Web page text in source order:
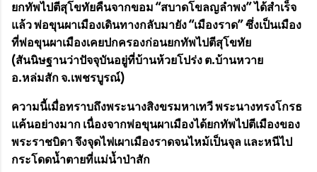
ยกทัพไปตีสุโขทัยคืนจากขอม “สบาดโขลญลำพง” ได้สำเร็จ
แล้ว พ่อขุนผาเมืองเดินทางกลับมายัง “เมืองราด” ซึ่งเป็นเมือง
ที่พ่อขุนผาเมืองเคยปกครองก่อนยกทัพไปตีสุโขทัย
(สันนิษฐานว่าปัจจุบันอยู่ที่บ้านห้วยโปร่ง ต.บ้านหวาย
อ.หล่มสัก จ.เพชรบูรณ์)
ความนี้เมื่อทราบถึงพระนางสิงขรมหาเทวี พระนางทรงโกรธ
แค้นอย่างมาก เนื่องจากพ่อขุนผาเมืองได้ยกทัพไปตีเมืองของ
พระราชบิดา จึงจุดไฟเผาเมืองราดจนไหม้เป็นจุล และหนีไป
กระโดดน้ำตายที่แม่น้ำป่าสัก